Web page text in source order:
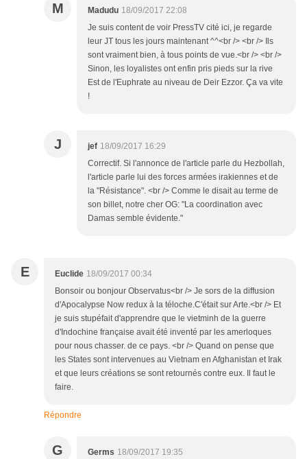
M Madudu 18/09/2017 22:08
Je suis content de voir PressTV cité ici, je regarde
leur JT tous les jours maintenant ^^<br /> <br /> Ils
sont vraiment bien, à tous points de vue.<br /> <br />
Sinon, les loyalistes ont enfin pris pieds sur la rive
Est de l'Euphrate au niveau de Deir Ezzor. Ça va vite
!
J jef 18/09/2017 16:29
Correctif. Si l'annonce de l'article parle du Hezbollah,
l'article parle lui des forces armées irakiennes et de
la "Résistance". <br /> Comme le disait au terme de
son billet, notre cher OG: "La coordination avec
Damas semble évidente."
E Euclide 18/09/2017 00:34
Bonsoir ou bonjour Observatus<br /> Je sors de la diffusion
d'Apocalypse Now redux à la téloche.C'était sur Arte.<br /> Et
je suis stupéfait d'apprendre que le vietminh de la guerre
d'Indochine française avait été inventé par les amerloques
pour nous chasser. de ce pays. <br /> Quand on pense que
les States sont intervenues au Vietnam en Afghanistan et Irak
et que leurs créations se sont retournés contre eux. Il faut le
faire.
Répondre
G Germs 18/09/2017 19:35